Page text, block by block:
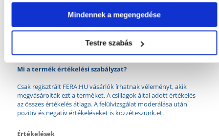
Mindennek a megengedése
Testre szabás
Kicsi és közepes fajták
ANYAG: Hab
Mi a termék értékelési szabályzat?
Csak regisztrált FERA.HU vásárlók írhatnak véleményt, akik
megvásárolták ezt a terméket. A csillagok által adott értékelés
az összes értékelés átlaga. A felülvizsgálat moderálása után
pozitív és negatív értékeléseket is közzéteszünk.et.
Értékelések